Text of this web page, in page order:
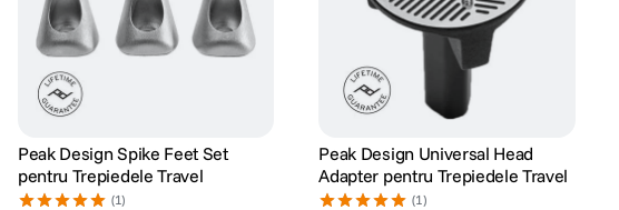
Peak Design Spike Feet Set
pentru Trepiedele Travel
(1)
Peak Design Universal Head
Adapter pentru Trepiedele Travel
(1)